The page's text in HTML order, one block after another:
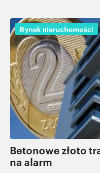
Rynek nieruchomości
Betonowe złoto
na alarm